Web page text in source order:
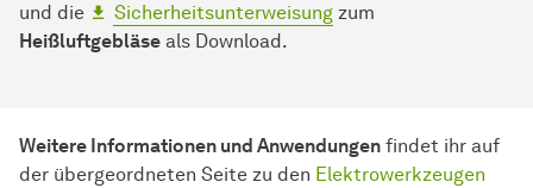
und die Sicherheitsunterweisung zum
Heißluftgebläse als Download.
Weitere Informationen und Anwendungen findet ihr auf
der übergeordneten Seite zu den Elektrowerkzeugen